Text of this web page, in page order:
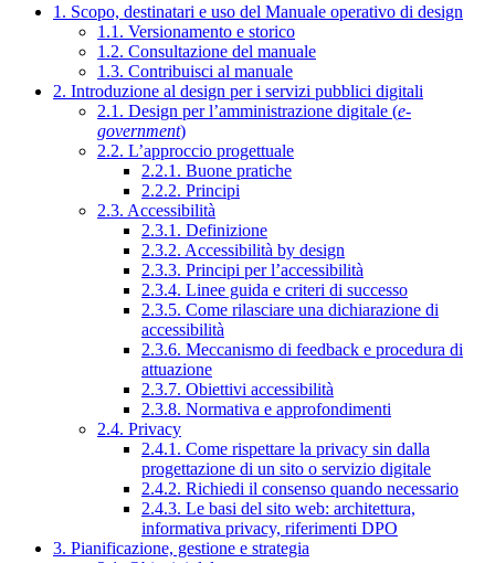
1. Scopo, destinatari e uso del Manuale operativo di design
1.1. Versionamento e storico
1.2. Consultazione del manuale
1.3. Contribuisci al manuale
2. Introduzione al design per i servizi pubblici digitali
2.1. Design per l’amministrazione digitale (e-
government)
2.2. L’approccio progettuale
2.2.1. Buone pratiche
2.2.2. Principi
2.3. Accessibilità
2.3.1. Definizione
2.3.2. Accessibilità by design
2.3.3. Principi per l’accessibilità
2.3.4. Linee guida e criteri di successo
2.3.5. Come rilasciare una dichiarazione di
accessibilità
2.3.6. Meccanismo di feedback e procedura di
attuazione
2.3.7. Obiettivi accessibilità
2.3.8. Normativa e approfondimenti
2.4. Privacy
2.4.1. Come rispettare la privacy sin dalla
progettazione di un sito o servizio digitale
2.4.2. Richiedi il consenso quando necessario
2.4.3. Le basi del sito web: architettura,
informativa privacy, riferimenti DPO
3. Pianificazione, gestione e strategia